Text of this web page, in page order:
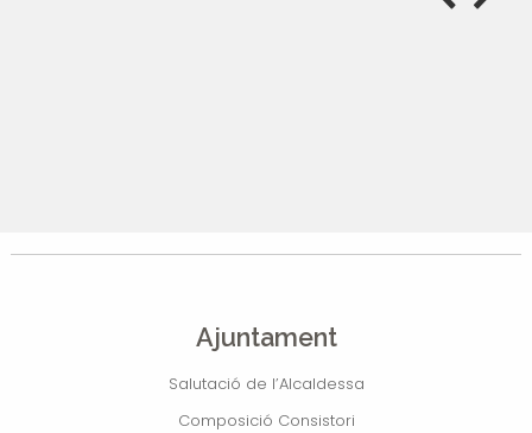
Ajuntament
Salutació de l’Alcaldessa
Composició Consistori